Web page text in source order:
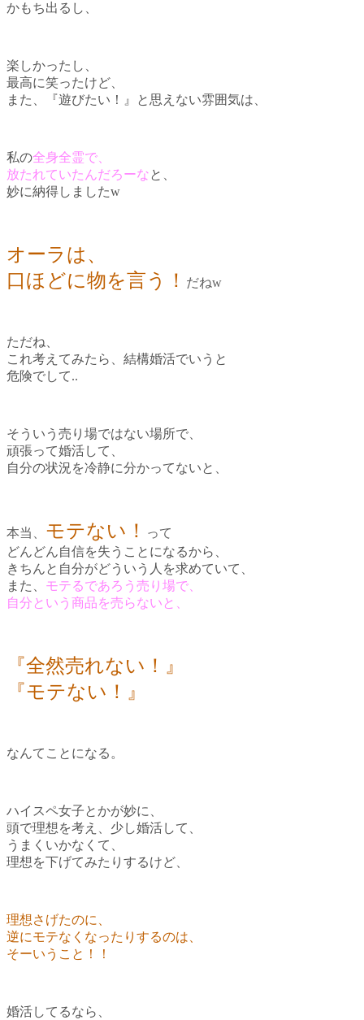
かもち出るし、
楽しかったし、
最高に笑ったけど、
また、『遊びたい！』と思えない雰囲気は、
私の全身全霊で、
放たれていたんだろーなと、
妙に納得しましたw
オーラは、
口ほどに物を言う！
だねw
ただね、
これ考えてみたら、結構婚活でいうと
危険でして..
そういう売り場ではない場所で、
頑張って婚活して、
自分の状況を冷静に分かってないと、
本当、 モテない！
って
どんどん自信を失うことになるから、
きちんと自分がどういう人を求めていて、
また、 モテるであろう売り場で、
自分という商品を売らないと、
『全然売れない！』
『モテない！』
なんてことになる。
ハイスペ女子とかが妙に、
頭で理想を考え、少し婚活して、
うまくいかなくて、
理想を下げてみたりするけど、
理想さげたのに、
逆にモテなくなったりするのは、
そーいうこと！！
婚活してるなら、